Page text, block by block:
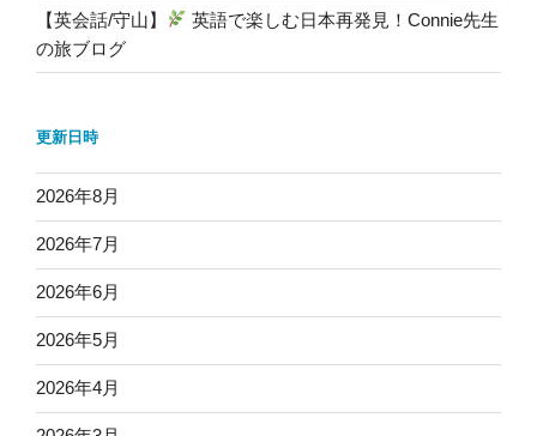
【英会話/守山】
英語で楽しむ日本再発見！Connie先生
の旅ブログ
更新日時
2026年8月
2026年7月
2026年6月
2026年5月
2026年4月